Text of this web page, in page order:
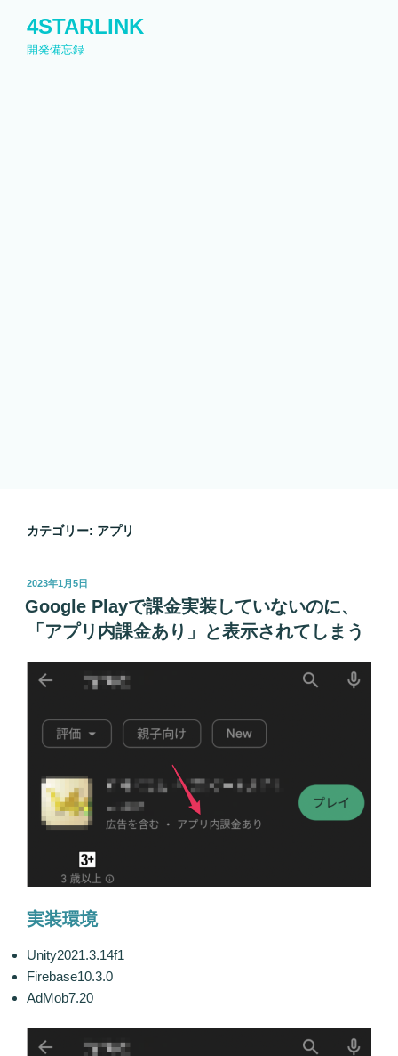
4STARLINK
開発備忘録
カテゴリー: アプリ
投
稿
日:
2023年1月5日
Google Playで課金実装していないのに、
「アプリ内課金あり」と表示されてしまう
実装環境
Unity2021.3.14f1
Firebase10.3.0
AdMob7.20